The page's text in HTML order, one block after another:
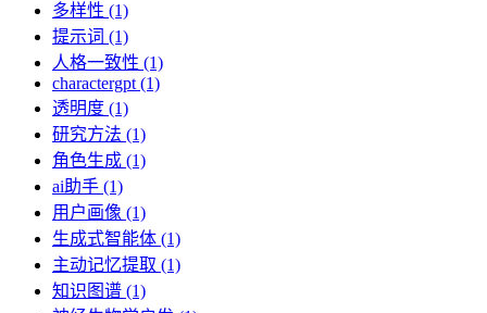
多样性 (1)
提示词 (1)
人格一致性 (1)
charactergpt (1)
透明度 (1)
研究方法 (1)
角色生成 (1)
ai助手 (1)
用户画像 (1)
生成式智能体 (1)
主动记忆提取 (1)
知识图谱 (1)